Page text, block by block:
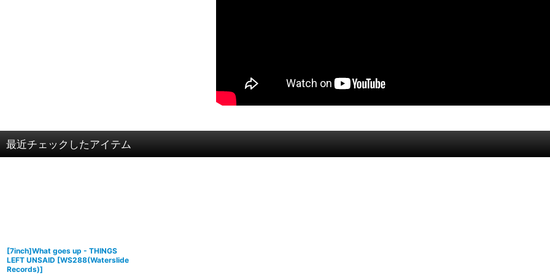
最近チェックしたアイテム
[7inch]What goes up - THINGS
LEFT UNSAID [WS288(Waterslide
Records)]